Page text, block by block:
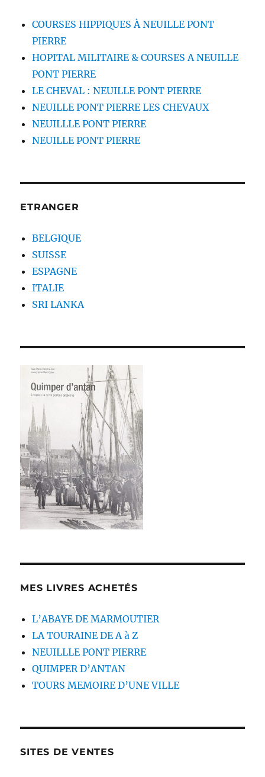
COURSES HIPPIQUES À NEUILLE PONT
PIERRE
HOPITAL MILITAIRE & COURSES A NEUILLE
PONT PIERRE
LE CHEVAL : NEUILLE PONT PIERRE
NEUILLE PONT PIERRE LES CHEVAUX
NEUILLLE PONT PIERRE
NEUILLE PONT PIERRE
ETRANGER
BELGIQUE
SUISSE
ESPAGNE
ITALIE
SRI LANKA
MES LIVRES ACHETÉS
L’ABAYE DE MARMOUTIER
LA TOURAINE DE A à Z
NEUILLLE PONT PIERRE
QUIMPER D’ANTAN
TOURS MEMOIRE D’UNE VILLE
SITES DE VENTES